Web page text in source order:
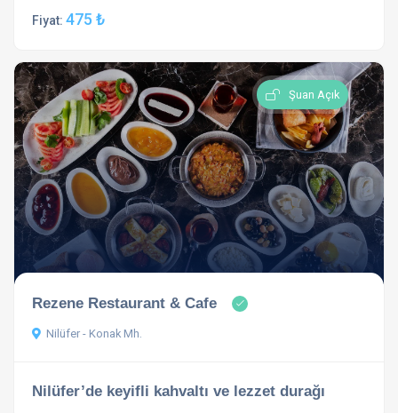
Fiyat: 475 ₺
Şuan Açık
Rezene Restaurant & Cafe
Nilüfer - Konak Mh.
Nilüfer’de keyifli kahvaltı ve lezzet durağı